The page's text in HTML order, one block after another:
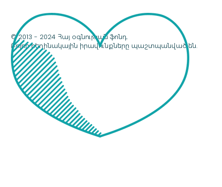
© 2013 - 2024 Հայ օգնության ֆոնդ.
Բոլոր հեղինակային իրավունքները պաշտպանված են.